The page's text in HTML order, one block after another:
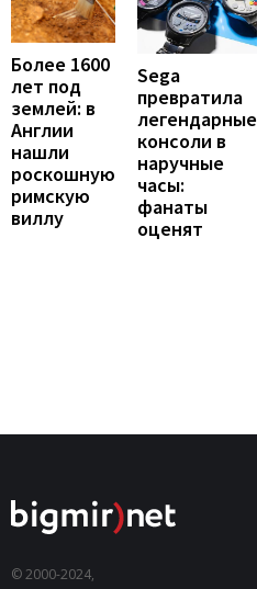
Более 1600
лет под
землей: в
Англии
нашли
роскошную
римскую
виллу
Sega
превратила
легендарные
консоли в
наручные
часы:
фанаты
оценят
© 2000-2024,